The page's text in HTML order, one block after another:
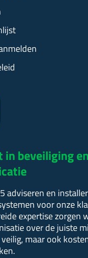
in beveiliging en
adviseren en
voor onze
expertise zorgen
over de juiste
maar ook